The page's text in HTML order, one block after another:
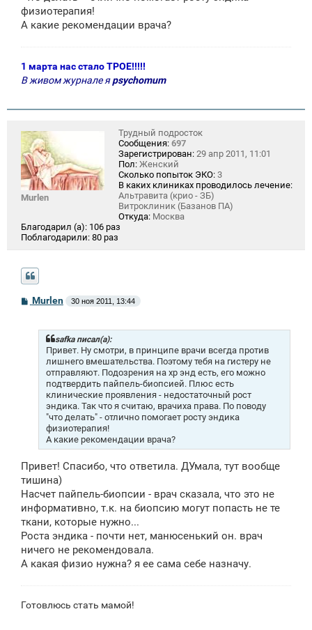
физиотерапия!
А какие рекомендации врача?
1 марта нас стало ТРОЕ!!!!!
В живом журнале яpsychomum
Murlen
Трудный подросток
Сообщения: 697
Зарегистрирован: 29 апр 2011, 11:01
Пол: Женский
Сколько попыток ЭКО: 3
В каких клиниках проводилось лечение:
Альтравита (крио - ЗБ)
Витроклиник (Базанов ПА)
Откуда: Москва
Благодарил (а): 106 раз
Поблагодарили: 80 раз
СMurlen 30 ноя 2011, 13:44
safka писал(а):
Привет. Ну смотри, в принципе врачи всегда против
лишнего вмешательства. Поэтому тебя на гистеру не
отправляют. Подозрения на хр энд есть, его можно
подтвердить пайпель-биопсией. Плюс есть
клинические проявления - недостаточный рост
эндика. Так что я считаю, врачиха права. По поводу
"что делать" - отлично помогает росту эндика
физиотерапия!
А какие рекомендации врача?
Привет! Спасибо, что ответила. ДУмала, тут вообще
тишина)
Насчет пайпель-биопсии - врач сказала, что это не
информативно, т.к. на биопсию могут попасть не те
ткани, которые нужно...
Роста эндика - почти нет, манюсенький он. врач
ничего не рекомендовала.
А какая физио нужна? я ее сама себе назначу.
Готовлюсь стать мамой!